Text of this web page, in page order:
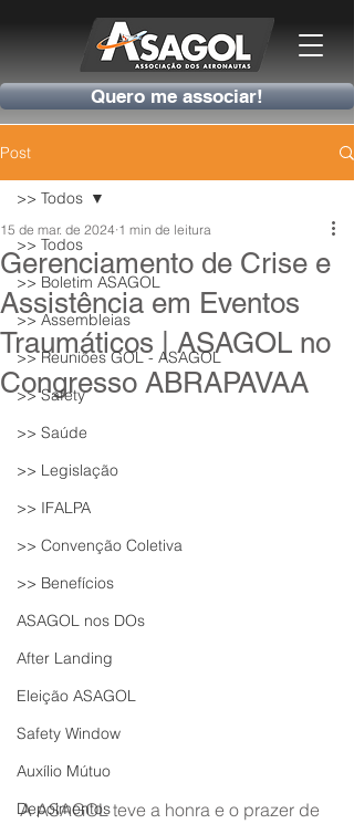
Quero me associar!
Post
>> Todos
>> Boletim ASAGOL
>> Assembleias
>> Reuniões GOL - ASAGOL
>> Safety
>> Saúde
>> Legislação
>> IFALPA
>> Convenção Coletiva
>> Benefícios
ASAGOL nos DOs
After Landing
Eleição ASAGOL
Safety Window
Auxílio Mútuo
Depoimentos
>> Todos
Gerenciamento de Crise e
Assistência em Eventos
Traumáticos | ASAGOL no
Congresso ABRAPAVAA
15 de mar. de 2024 1 min de leitura
A ASAGOL teve a honra e o prazer de